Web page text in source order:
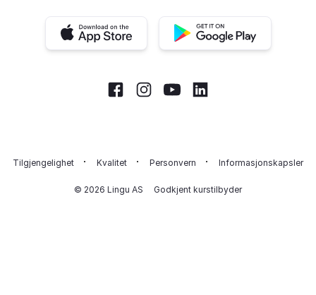
iOS app Android app
FacebookInstagram
YoutubeLinkedIn
Tilgjengelighet Kvalitet Personvern Informasjonskapsler
© 2026 Lingu AS Godkjent kurstilbyder